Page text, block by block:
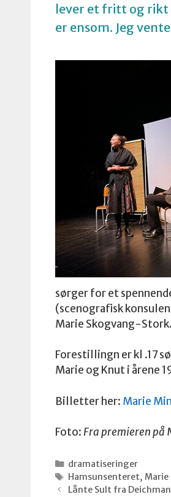
lever et fritt og rikt
er ensom. Jeg
sørger for et
(scenografisk
Marie Skogvang-Stork.
Forestillingn er kl .17
Marie og Knut i årene
Billetter her: Marie
Foto: Fra premieren på
Kategorier
dramatiseringer
Stikkord
Hamsunsenteret,Marie
Lånte Sult fra